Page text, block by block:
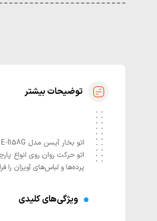
توضیحات بیشتر
پرده‌ها و لباس‌های آویزان را
ویژگی‌های کلیدی